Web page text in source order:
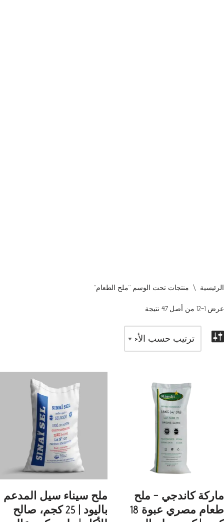
الرئيسية \ منتجات تحت الوسم “ملح الطعام”
عرض 1–12 من أصل 47 نتيجة
ماركة كاندجي – ملح
طعام مصري عبوة 18
ملح سيناء سيل المدعم
باليود | 25 كجم، صالح